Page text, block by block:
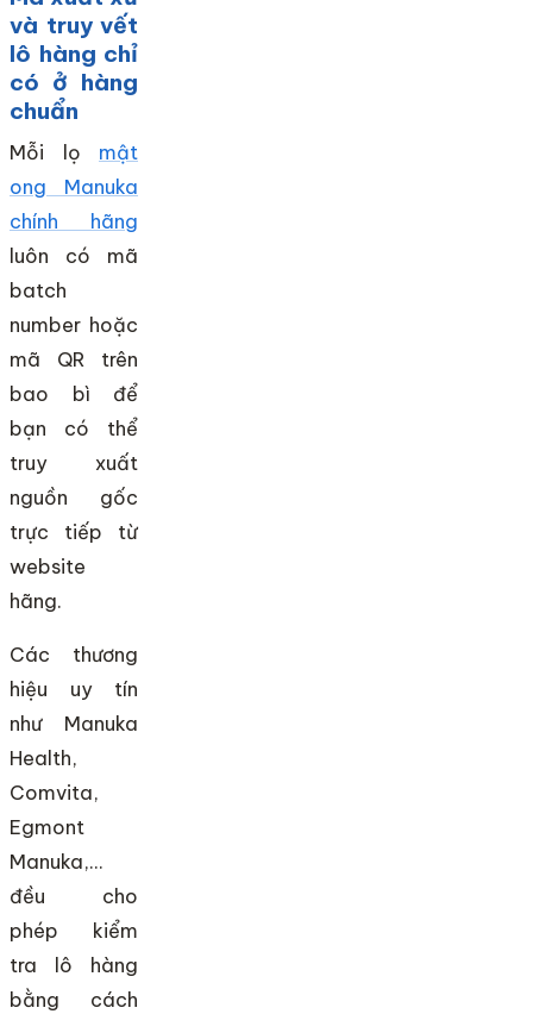
và truy vết
lô hàng chỉ
có ở hàng
chuẩn
Mỗi lọ mật
ong Manuka
chính hãng
luôn có mã
batch
number hoặc
mã QR trên
bao bì để
bạn có thể
truy xuất
nguồn gốc
trực tiếp từ
website
hãng.
Các thương
hiệu uy tín
như Manuka
Health,
Comvita,
Egmont
Manuka,…
đều cho
phép kiểm
tra lô hàng
bằng cách